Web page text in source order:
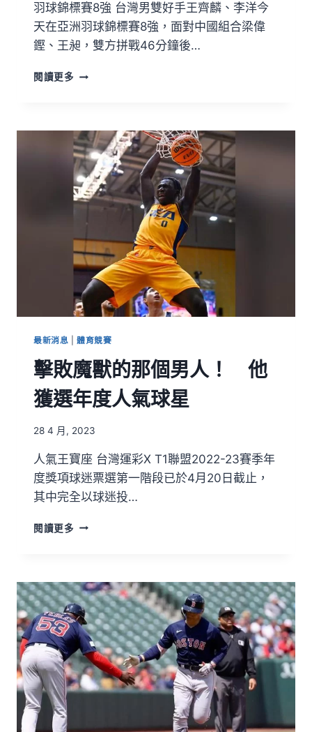
羽球錦標賽8強 台灣男雙好手王齊麟、李洋今
天在亞洲羽球錦標賽8強，面對中國組合梁偉
鏗、王昶，雙方拼戰46分鐘後…
閱讀更多
最新消息 |體育競賽
擊敗魔獸的那個男人！ 他
獲選年度人氣球星
28 4 月, 2023
人氣王寶座 台灣運彩X T1聯盟2022-23賽季年
度獎項球迷票選第一階段已於4月20日截止，
其中完全以球迷投…
閱讀更多